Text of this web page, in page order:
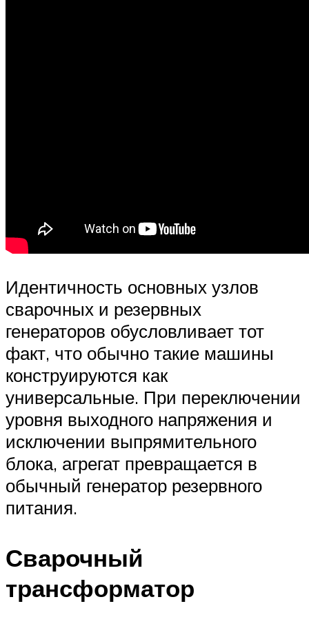
Идентичность основных узлов
сварочных и резервных
генераторов обусловливает тот
факт, что обычно такие машины
конструируются как
универсальные. При переключении
уровня выходного напряжения и
исключении выпрямительного
блока, агрегат превращается в
обычный генератор резервного
питания.
Сварочный
трансформатор